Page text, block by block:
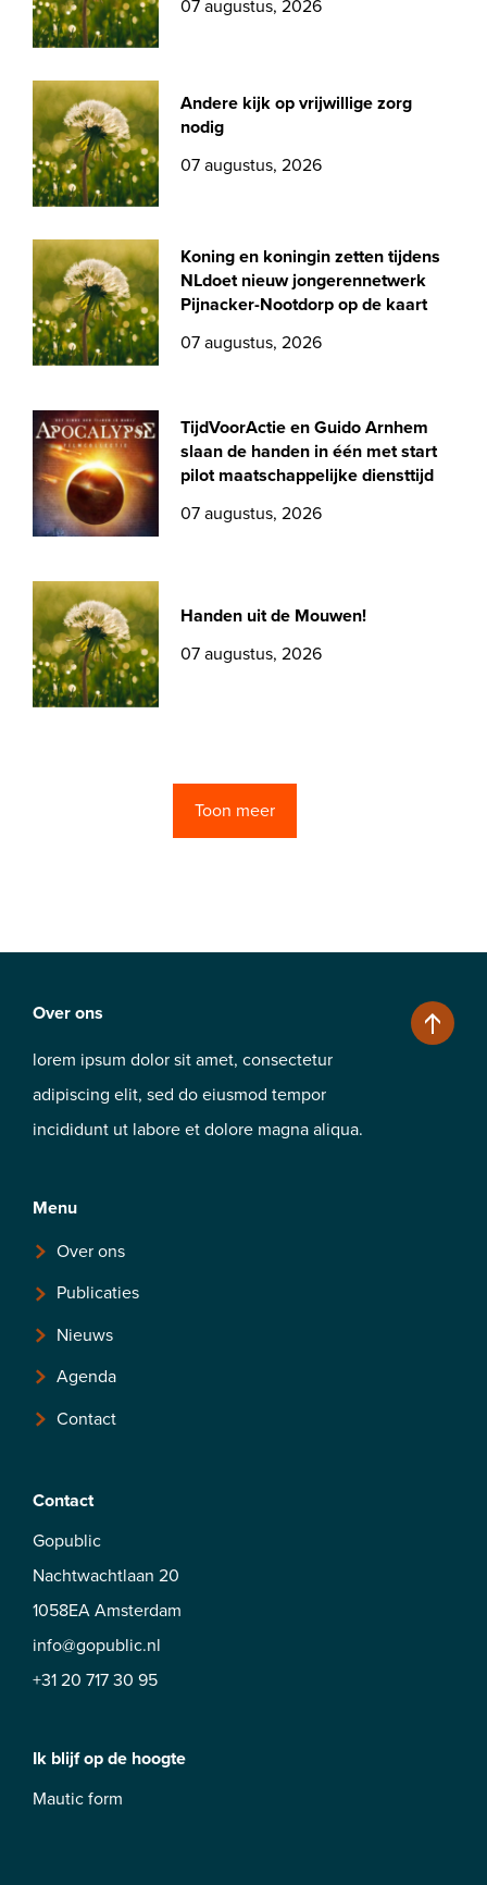
07 augustus, 2026
07 augustus, 2026
Andere kijk op vrijwillige zorg
nodig
07 augustus, 2026
Koning en koningin zetten tijdens
NLdoet nieuw jongerennetwerk
Pijnacker-Nootdorp op de kaart
07 augustus, 2026
TijdVoorActie en Guido Arnhem
slaan de handen in één met start
pilot maatschappelijke diensttijd
07 augustus, 2026
Handen uit de Mouwen!
Toon meer
Over ons
lorem ipsum dolor sit amet, consectetur
adipiscing elit, sed do eiusmod tempor
incididunt ut labore et dolore magna aliqua.
Menu
Over ons
Publicaties
Nieuws
Agenda
Contact
Contact
Gopublic
Nachtwachtlaan 20
1058EA Amsterdam
info@gopublic.nl
+31 20 717 30 95
Ik blijf op de hoogte
Mautic form